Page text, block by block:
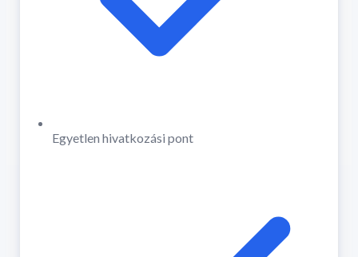
Egyetlen hivatkozási pont